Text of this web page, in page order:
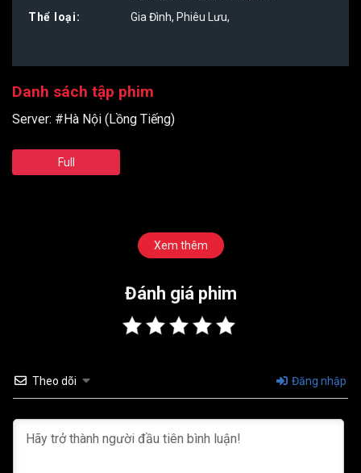
Thể loại:
Gia Đình, Phiêu Lưu,
Danh sách tập phim
Server: #Hà Nội (Lồng Tiếng)
Full
Xem thêm
Đánh giá phim
Theo dõi Đăng nhập